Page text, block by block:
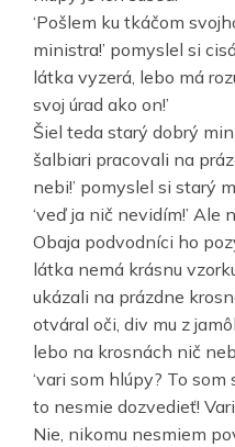
‘Pošlem ku tkáčom
ministra!’ pomyslel si
látka vyzerá, lebo má
svoj úrad ako on!’
Šiel teda starý dobrý
šalbiari pracovali na
nebi!’ pomyslel si starý
‘veď ja nič nevidím!’ Ale
Obaja podvodníci ho
látka nemá krásnu
ukázali na prázdne
otváral oči, div mu z
lebo na krosnách nič
‘vari som hlúpy? To
to nesmie dozvedieť!
Nie, nikomu nesmiem